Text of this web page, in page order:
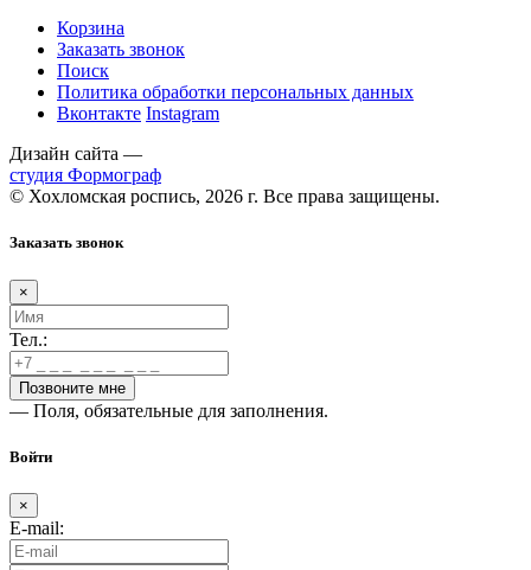
Корзина
Заказать звонок
Поиск
Политика обработки персональных данных
Вконтакте Instagram
Дизайн сайта —
студия Формограф
© Хохломская роспись, 2026 г. Все права защищены.
Заказать звонок
×
Тел.:
— Поля, обязательные для заполнения.
Войти
×
E-mail: